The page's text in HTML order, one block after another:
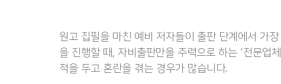
원고 집필을 마친 예비 저자들이 출판 단계에서 가
을 진행할 때, 자비출판만을 주력으로 하는 '전문업
적을 두고 혼란을 겪는 경우가 많습니다.